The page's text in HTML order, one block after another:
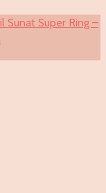
Sunat Super Ring –